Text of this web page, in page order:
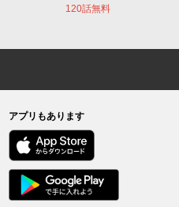
120話無料
アプリもあります